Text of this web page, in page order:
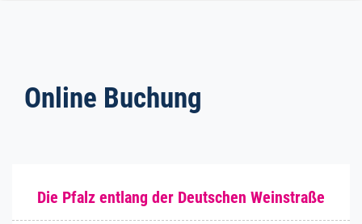
Online Buchung
Die Pfalz entlang der Deutschen Weinstraße